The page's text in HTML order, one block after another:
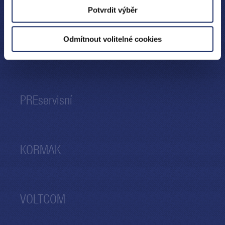
Potvrdit výběr
Odmítnout volitelné cookies
PREzákaznická
PREservisní
KORMAK
VOLTCOM